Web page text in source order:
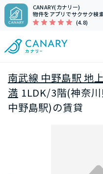
CANARY(カナリー)
物件をアプリでサクサク検
(4.8)
南武線 中野島駅 地
満 1LDK/3階(神奈
中野島駅)の賃貸